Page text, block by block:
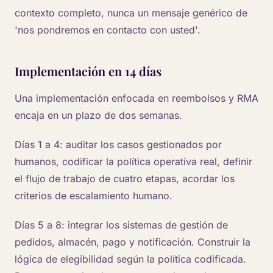
contexto completo, nunca un mensaje genérico de
'nos pondremos en contacto con usted'.
Implementación en 14 días
Una implementación enfocada en reembolsos y RMA
encaja en un plazo de dos semanas.
Días 1 a 4: auditar los casos gestionados por
humanos, codificar la política operativa real, definir
el flujo de trabajo de cuatro etapas, acordar los
criterios de escalamiento humano.
Días 5 a 8: integrar los sistemas de gestión de
pedidos, almacén, pago y notificación. Construir la
lógica de elegibilidad según la política codificada.